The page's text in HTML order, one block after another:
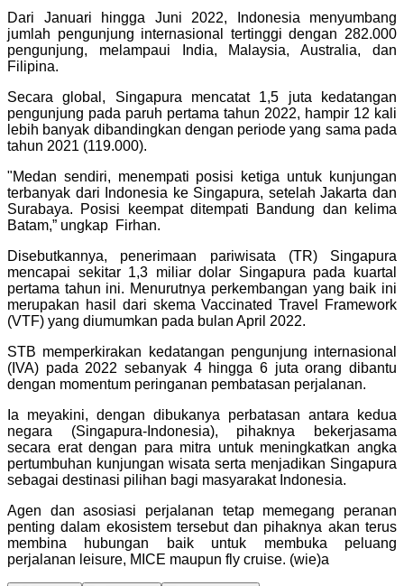
Dari Januari hingga Juni 2022, Indonesia menyumbang
jumlah pengunjung internasional tertinggi dengan 282.000
pengunjung, melampaui India, Malaysia, Australia, dan
Filipina.
Secara global, Singapura mencatat 1,5 juta kedatangan
pengunjung pada paruh pertama tahun 2022, hampir 12 kali
lebih banyak dibandingkan dengan periode yang sama pada
tahun 2021 (119.000).
"Medan sendiri, menempati posisi ketiga untuk kunjungan
terbanyak dari Indonesia ke Singapura, setelah Jakarta dan
Surabaya. Posisi keempat ditempati Bandung dan kelima
Batam,” ungkap Firhan.
Disebutkannya, penerimaan pariwisata (TR) Singapura
mencapai sekitar 1,3 miliar dolar Singapura pada kuartal
pertama tahun ini. Menurutnya perkembangan yang baik ini
merupakan hasil dari skema Vaccinated Travel Framework
(VTF) yang diumumkan pada bulan April 2022.
STB memperkirakan kedatangan pengunjung internasional
(IVA) pada 2022 sebanyak 4 hingga 6 juta orang dibantu
dengan momentum peringanan pembatasan perjalanan.
Ia meyakini, dengan dibukanya perbatasan antara kedua
negara (Singapura-Indonesia), pihaknya bekerjasama
secara erat dengan para mitra untuk meningkatkan angka
pertumbuhan kunjungan wisata serta menjadikan Singapura
sebagai destinasi pilihan bagi masyarakat Indonesia.
Agen dan asosiasi perjalanan tetap memegang peranan
penting dalam ekosistem tersebut dan pihaknya akan terus
membina hubungan baik untuk membuka peluang
perjalanan leisure, MICE maupun fly cruise. (wie)a